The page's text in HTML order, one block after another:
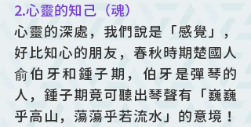
2.心靈的知己（魂）
心靈的深處，我們說是「感覺」，
好比知心的朋友，春秋時期楚國人
俞伯牙和鍾子期，伯牙是彈琴的
人，鍾子期竟可聽出琴聲有「巍巍
乎高山，蕩蕩乎若流水」的意境！